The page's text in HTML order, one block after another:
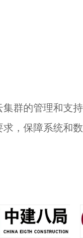
群的管理和支持
，保障系统和